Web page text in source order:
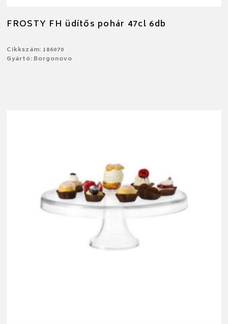
FROSTY FH üdítős pohár 47cl 6db
Cikkszám: 186070
Gyártó: Borgonovo